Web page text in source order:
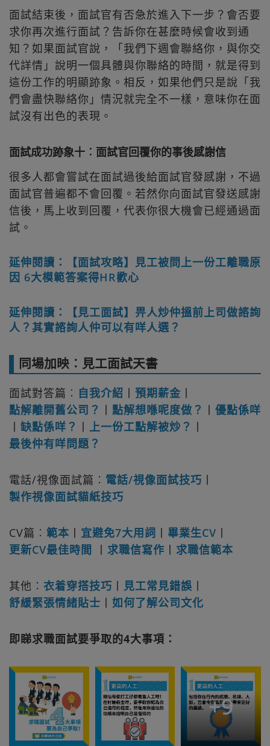
面試結束後，面試官有否急於進入下一步？會否要
求你再次進行面試？告訴你在甚麼時候會收到通
知？如果面試官說，「我們下週會聯絡你，與你交
代詳情」說明一個具體與你聯絡的時間，就是得到
這份工作的明顯跡象。相反，如果他們只是說「我
們會盡快聯絡你」情況就完全不一樣，意味你在面
試沒有出色的表現。
面試成功跡象十︰面試官回覆你的事後感謝信
很多人都會嘗試在面試過後給面試官發感謝，不過
面試官普遍都不會回覆。若然你向面試官發送感謝
信後，馬上收到回覆，代表你很大機會已經通過面
試。
延伸閱讀：【面試攻略】見工被問上一份工離職原
因 6大模範答案得HR歡心
延伸閱讀：【見工面試】畀人炒仲搵前上司做諮詢
人？其實諮詢人仲可以有咩人選？
同場加映︰見工面試天書
面試對答篇︰ 自我介紹 預期薪金
點解離開舊公司？
點解想喺呢度做？
優點係咩
缺點係咩？ 上一份工點解被炒？
最後仲有咩問題？
電話/視像面試篇︰ 電話/視像面試技巧
製作視像面試貓紙技巧
CV篇︰ 範本 宜避免7大用詞 畢業生CV
更新CV最佳時間
求職信寫作 求職信範本
其他︰ 衣着穿搭技巧 見工常見錯誤
舒緩緊張情緒貼士
如何了解公司文化
即睇求職面試要爭取的4大事項：
+9